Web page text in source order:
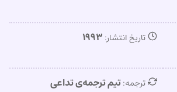
تاریخ انتشار: ۱۹۹۳
ترجمه:تیم ترجمه‌ی تداعی